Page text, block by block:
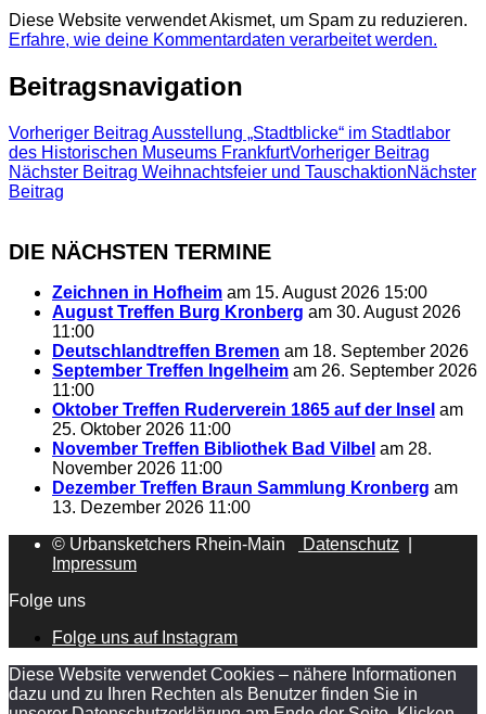
Diese Website verwendet Akismet, um Spam zu reduzieren.
Erfahre, wie deine Kommentardaten verarbeitet werden.
Beitragsnavigation
Vorheriger Beitrag Ausstellung „Stadtblicke“ im Stadtlabor
des Historischen Museums FrankfurtVorheriger Beitrag
Nächster Beitrag Weihnachtsfeier und TauschaktionNächster
Beitrag
DIE NÄCHSTEN TERMINE
Zeichnen in Hofheim am 15. August 2026 15:00
August Treffen Burg Kronberg am 30. August 2026
11:00
Deutschlandtreffen Bremen am 18. September 2026
September Treffen Ingelheim am 26. September 2026
11:00
Oktober Treffen Ruderverein 1865 auf der Insel am
25. Oktober 2026 11:00
November Treffen Bibliothek Bad Vilbel am 28.
November 2026 11:00
Dezember Treffen Braun Sammlung Kronberg am
13. Dezember 2026 11:00
© Urbansketchers Rhein-Main
Datenschutz
Impressum
Folge uns
Folge uns auf Instagram
Diese Website verwendet Cookies – nähere Informationen
dazu und zu Ihren Rechten als Benutzer finden Sie in